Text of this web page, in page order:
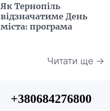
Як Тернопіль
відзначатиме День
міста: програма
Читати ще →
+380684276800